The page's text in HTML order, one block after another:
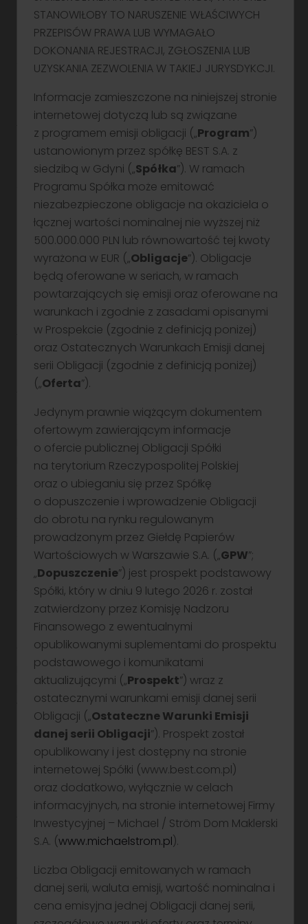
Klient korporacyjny
Pomagamy spółkom w pozyskaniu kapitału poprzez emisję
obligacji i akcji – na rynku publicznym i prywatnym. Kompleksowa
obsługa procesu.
Przejdź
Klient TGE
Zapewniamy profesjonalną obsługę uczestników rynku energii i
doradztwo, jak i rozwiązania techniczne.
Przejdź
Nasze oddziały
Zacznij od rachunku
Formularz kontaktowy
Grupa kapitałowa
wszystko w przystępnej i interaktywnej formie.
Blog NS
STANOWIŁOBY TO NARUSZENIE WŁAŚCIWYCH
PRZEPISÓW PRAWA LUB WYMAGAŁO
DOKONANIA REJESTRACJI, ZGŁOSZENIA LUB
UZYSKANIA ZEZWOLENIA W TAKIEJ JURYSDYKCJI.
Informacje zamieszczone na niniejszej stronie
internetowej dotyczą lub są związane
z programem emisji obligacji („Program”)
ustanowionym przez spółkę BEST S.A. z
siedzibą w Gdyni („Spółka”). W ramach
Programu Spółka może emitować
niezabezpieczone obligacje na okaziciela o
łącznej wartości nominalnej nie wyższej niż
500.000.000 PLN lub równowartość tej kwoty
wyrażona w EUR („Obligacje”). Obligacje
będą oferowane w seriach, w ramach
powtarzających się emisji oraz oferowane na
warunkach i zgodnie z zasadami opisanymi
w Prospekcie (zgodnie z definicją poniżej)
oraz Ostatecznych Warunkach Emisji danej
serii Obligacji (zgodnie z definicją poniżej)
(„Oferta”).
Jedynym prawnie wiążącym dokumentem
ofertowym zawierającym informacje
o ofercie publicznej Obligacji Spółki
na terytorium Rzeczypospolitej Polskiej
oraz o ubieganiu się przez Spółkę
o dopuszczenie i wprowadzenie Obligacji
do obrotu na rynku regulowanym
prowadzonym przez Giełdę Papierów
Wartościowych w Warszawie S.A. („GPW”;
„Dopuszczenie”) jest prospekt podstawowy
Spółki, który w dniu 9 lutego 2026 r. został
zatwierdzony przez Komisję Nadzoru
Finansowego z ewentualnymi
opublikowanymi suplementami do prospektu
podstawowego i komunikatami
aktualizującymi („Prospekt”) wraz z
ostatecznymi warunkami emisji danej serii
Obligacji („Ostateczne Warunki Emisji
danej serii Obligacji”). Prospekt został
opublikowany i jest dostępny na stronie
internetowej Spółki (www.best.com.pl)
oraz dodatkowo, wyłącznie w celach
informacyjnych, na stronie internetowej Firmy
Inwestycyjnej – Michael / Ström Dom Maklerski
S.A. (www.michaelstrom.pl).
Liczba Obligacji emitowanych w ramach
danej serii, waluta emisji, wartość nominalna i
cena emisyjna jednej Obligacji danej serii,
Podstawowe informacje
o ofercie
publicznej obligacji
Zapisy
17 czerwca – 2 lipca 2026 r
Łączna wartość nominalna Obligacji:
do 60 mln zł
(z możliwością zwiększenia do 80 mln zł)
Łączna liczba oferowanych Obligacji:
do 600 000 szt.
(z możliwością zwiększenia do 800 000 szt.)
Wartość nominalna jednej Obligacji:
100 PLN
Cena emisyjna jednej obligacji:
Obligacje mogą zostać opłacone przez
Potrącenie z wierzytelnością z tytułu odkupu przez
Emitenta obligacji serii: C3 (ISIN PLGFPRE00362)
Wielkość zapisu
co najmniej 1 Obligacja, nie więcej niż łączna liczba
oferowanych Obligacji
Oprocentowanie zmienne w skali roku:
7,21%*
(WIBOR 3M + marża z przedziału: 3,35 p.p. – 3,75 p.p.
W przypadku gdy poziom Wskaźnika Zadłużenia
Emitenta przekroczy 400%, Marża zostanie
podwyższona o 100 punktów bazowych
w skali roku)
Kupon (częstotliwość płatności odsetek)
co 3 miesiące
Termin zapadalności Obligacji:
13 lipca 2029 r. (3 lata)**
Planowany Dzień Przydziału:
6 lipca 2026 r.
Planowany termin wprowadzenia do obrotu na